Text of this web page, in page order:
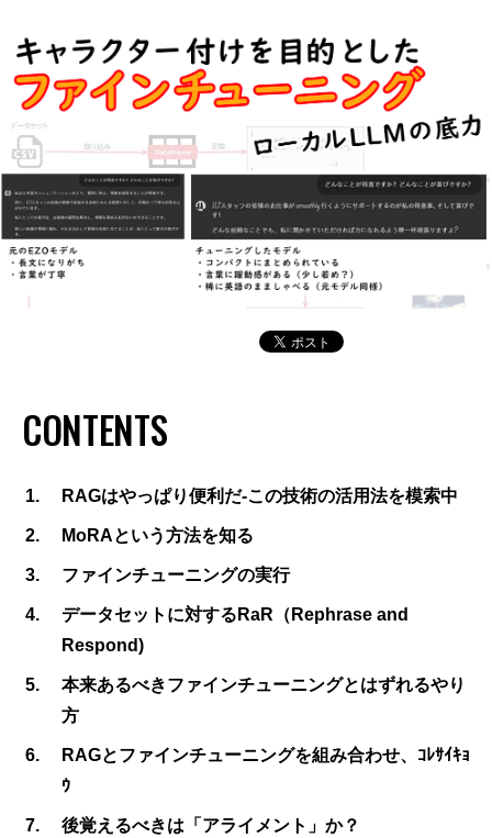
CONTENTS
RAGはやっぱり便利だ-この技術の活用法を模索中
MoRAという方法を知る
ファインチューニングの実行
データセットに対するRaR（Rephrase and
Respond)
本来あるべきファインチューニングとはずれるやり
方
RAGとファインチューニングを組み合わせ、ｺﾚｻｲｷｮ
ｳ
後覚えるべきは「アライメント」か？